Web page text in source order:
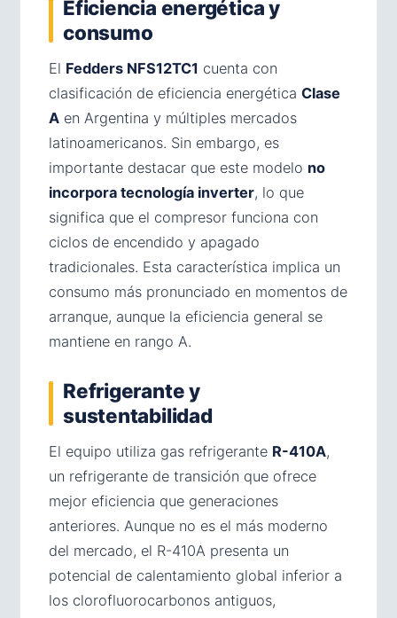
Eficiencia energética y
consumo
El Fedders NFS12TC1 cuenta con
clasificación de eficiencia energética Clase
A en Argentina y múltiples mercados
latinoamericanos. Sin embargo, es
importante destacar que este modelo no
incorpora tecnología inverter, lo que
significa que el compresor funciona con
ciclos de encendido y apagado
tradicionales. Esta característica implica un
consumo más pronunciado en momentos de
arranque, aunque la eficiencia general se
mantiene en rango A.
Refrigerante y
sustentabilidad
El equipo utiliza gas refrigerante R-410A,
un refrigerante de transición que ofrece
mejor eficiencia que generaciones
anteriores. Aunque no es el más moderno
del mercado, el R-410A presenta un
potencial de calentamiento global inferior a
los clorofluorocarbonos antiguos,